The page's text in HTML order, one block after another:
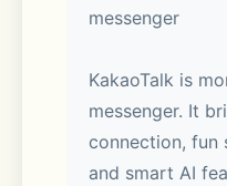
messenger
KakaoTalk is
messenger. It
connection,
and smart AI